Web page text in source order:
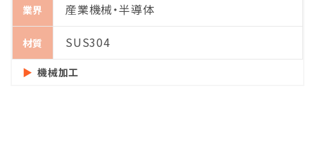
業界 産業機械・半導体
材質 SUS304
機械加工